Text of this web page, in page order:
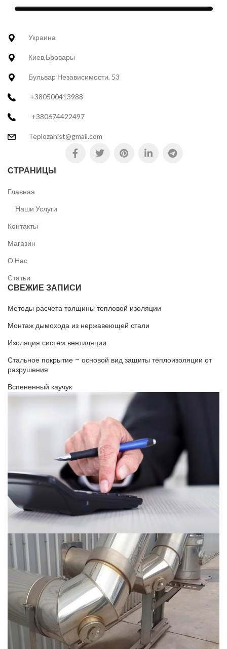
Украина
Киев,Бровары
Бульвар Независимости, 53
+380500413988
+380674422497
Teplozahist@gmail.com
СТРАНИЦЫ
Главная
Наши Услуги
Контакты
Магазин
О Нас
Статьи
СВЕЖИЕ ЗАПИСИ
Методы расчета толщины тепловой изоляции
Монтаж дымохода из нержавеющей стали
Изоляция систем вентиляции
Стальное покрытие – основой вид защиты теплоизоляции от
разрушения
Вспененный каучук